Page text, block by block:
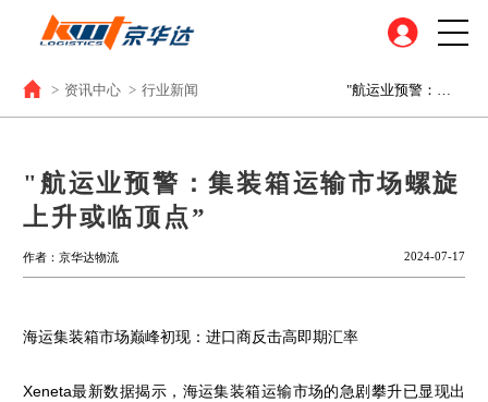
> 资讯中心 > 行业新闻
"航运业预警：集装箱运输市场螺旋
上升或临顶点”
作者：京华达物流 2024-07-17
海运集装箱市场巅峰初现：进口商反击高即期汇率
Xeneta最新数据揭示，海运集装箱运输市场的急剧攀升已显现出